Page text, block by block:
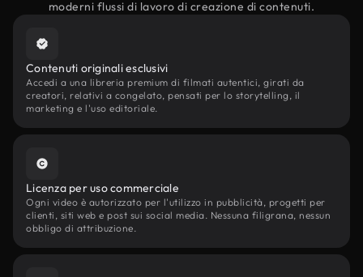
moderni flussi di lavoro di creazione di contenuti.
Contenuti originali esclusivi
Accedi a una libreria premium di filmati autentici, girati da
creatori, relativi a congelato, pensati per lo storytelling, il
marketing e l'uso editoriale.
Licenza per uso commerciale
Ogni video è autorizzato per l'utilizzo in pubblicità, progetti per
clienti, siti web e post sui social media. Nessuna filigrana, nessun
obbligo di attribuzione.